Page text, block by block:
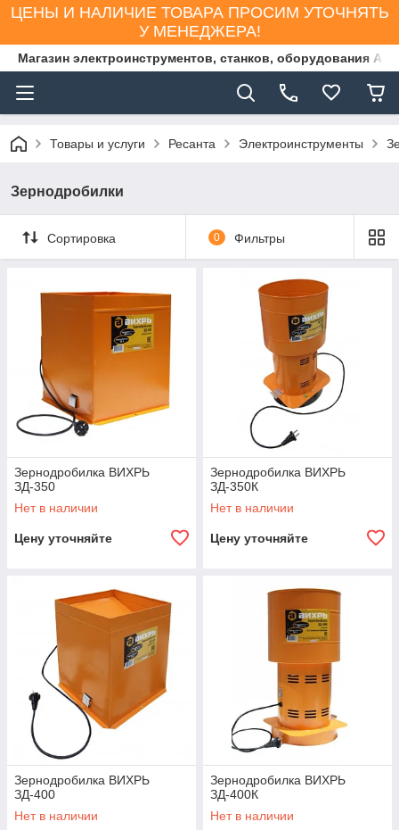
ЦЕНЫ И НАЛИЧИЕ ТОВАРА ПРОСИМ УТОЧНЯТЬ
У МЕНЕДЖЕРА!
Магазин электроинструментов, станков, оборудования
Товары и услуги Ресанта Электроинструменты
Зернодробилки
Сортировка 0 Фильтры
Зернодробилка ВИХРЬ
ЗД-350
Нет в наличии
Цену уточняйте
Зернодробилка ВИХРЬ
ЗД-350К
Нет в наличии
Цену уточняйте
Зернодробилка ВИХРЬ
ЗД-400
Нет в наличии
Зернодробилка ВИХРЬ
ЗД-400К
Нет в наличии